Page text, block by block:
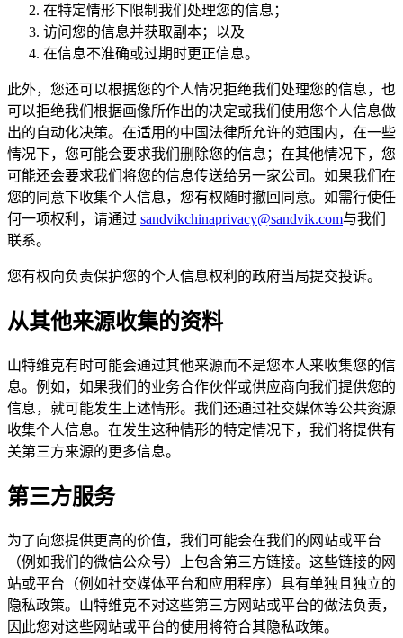
在特定情形下限制我们处理您的信息；
访问您的信息并获取副本；以及
在信息不准确或过期时更正信息。
此外，您还可以根据您的个人情况拒绝我们处理您的信息，也
可以拒绝我们根据画像所作出的决定或我们使用您个人信息做
出的自动化决策。在适用的中国法律所允许的范围内，在一些
情况下，您可能会要求我们删除您的信息；在其他情况下，您
可能还会要求我们将您的信息传送给另一家公司。如果我们在
您的同意下收集个人信息，您有权随时撤回同意。如需行使任
何一项权利，请通过 sandvikchinaprivacy@sandvik.com与我们
联系。
您有权向负责保护您的个人信息权利的政府当局提交投诉。
从其他来源收集的资料
山特维克有时可能会通过其他来源而不是您本人来收集您的信
息。例如，如果我们的业务合作伙伴或供应商向我们提供您的
信息，就可能发生上述情形。我们还通过社交媒体等公共资源
收集个人信息。在发生这种情形的特定情况下，我们将提供有
关第三方来源的更多信息。
第三方服务
为了向您提供更高的价值，我们可能会在我们的网站或平台
（例如我们的微信公众号）上包含第三方链接。这些链接的网
站或平台（例如社交媒体平台和应用程序）具有单独且独立的
隐私政策。山特维克不对这些第三方网站或平台的做法负责，
因此您对这些网站或平台的使用将符合其隐私政策。